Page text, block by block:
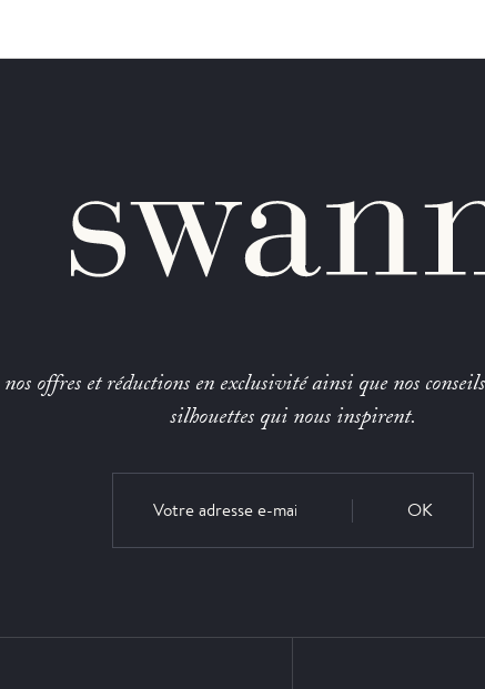
nos offres et réductions en exclusivité ainsi que nos
silhouettes qui nous inspirent.
OK